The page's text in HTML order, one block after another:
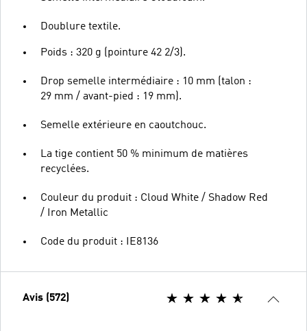
Doublure textile.
Poids : 320 g (pointure 42 2/3).
Drop semelle intermédiaire : 10 mm (talon :
29 mm / avant-pied : 19 mm).
Semelle extérieure en caoutchouc.
La tige contient 50 % minimum de matières
recyclées.
Couleur du produit : Cloud White / Shadow Red
/ Iron Metallic
Code du produit : IE8136
Avis (572)